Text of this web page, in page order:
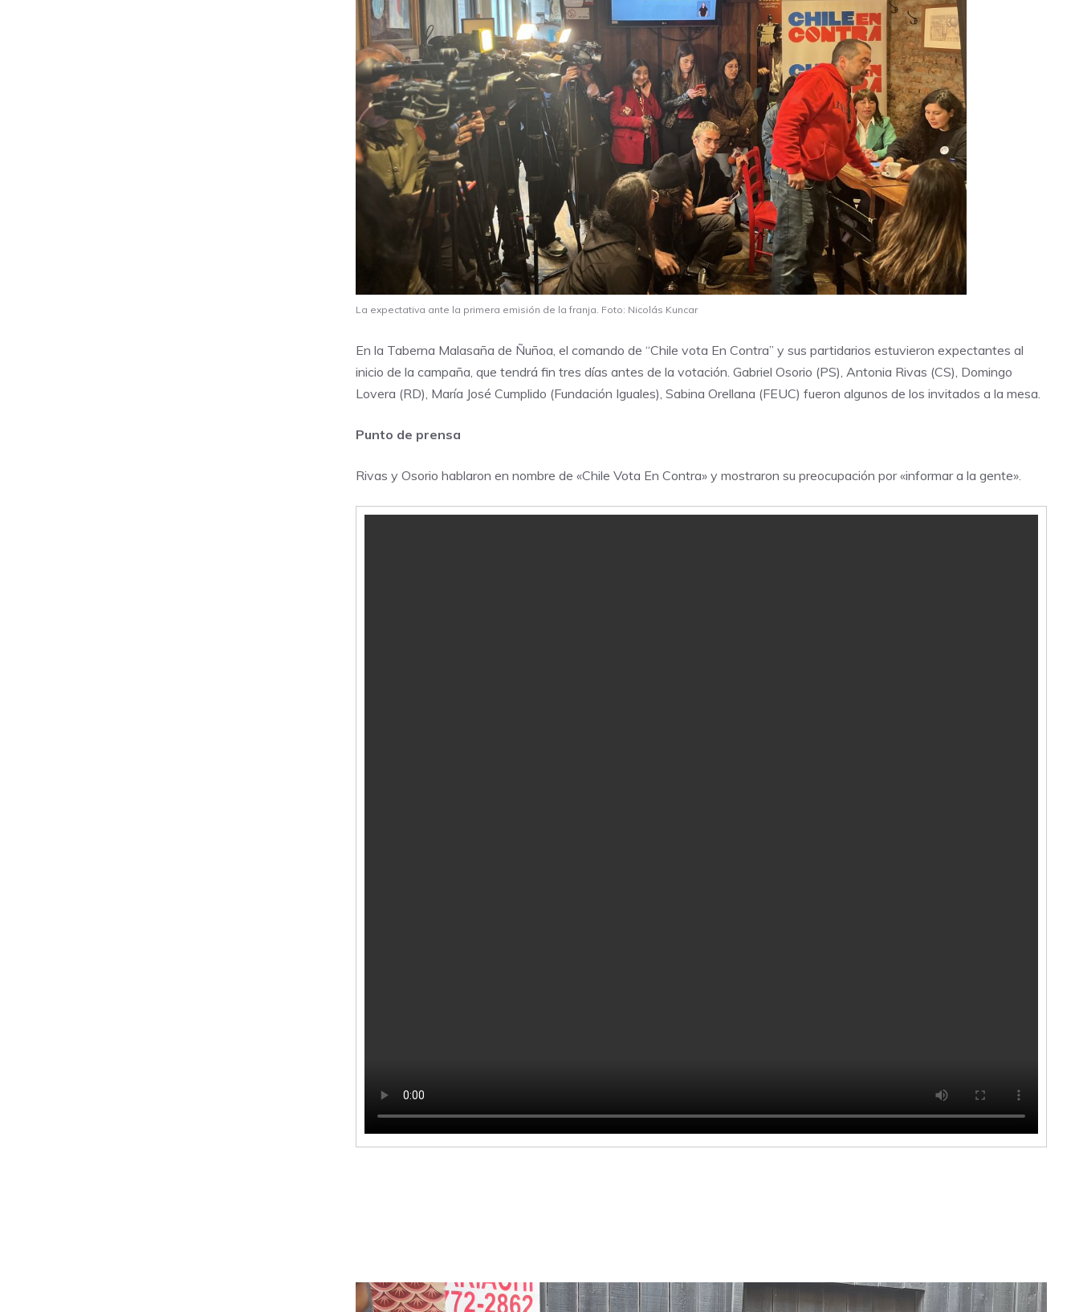
La expectativa ante la primera emisión de la franja. Foto: Nicolás Kuncar
En la Taberna Malasaña de Ñuñoa, el comando de “Chile vota En Contra” y sus partidarios estuvieron expectantes al
inicio de la campaña, que tendrá fin tres días antes de la votación. Gabriel Osorio (PS), Antonia Rivas (CS), Domingo
Lovera (RD), María José Cumplido (Fundación Iguales), Sabina Orellana (FEUC) fueron algunos de los invitados a la mesa.
Punto de prensa
Rivas y Osorio hablaron en nombre de «Chile Vota En Contra» y mostraron su preocupación por «informar a la gente».